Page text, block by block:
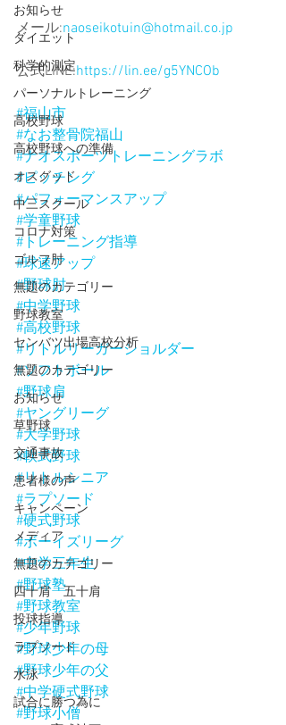
お知らせ
ダイエット
科学的測定
パーソナルトレーニング
高校野球
高校野球への準備
オスグッド
中三スクール
コロナ対策
ゴルフ肘
無題のカテゴリー
野球教室
センバツ出場高校分析
無題のカテゴリー
お知らせ
草野球
交通事故
患者様の声
キャンペーン
メディア
無題のカテゴリー
四十肩 五十肩
投球指導
ラプソード
水泳
試合に勝つ為に
メール:naoseikotuin@hotmail.co.jp
公式LINE:https://lin.ee/g5YNCOb
#福山市
#なお整骨院福山
#ナオスポーツトレーニングラボ
#ピッチング
#パフォーマンスアップ
#学童野球
#トレーニング指導
#球速アップ
#野球肘
#中学野球
#高校野球
#リトルリーガーショルダー
#ソフトボール
#野球肩
#ヤングリーグ
#大学野球
#軟式野球
#リトルシニア
#ラプソード
#硬式野球
#ボーイズリーグ
#中学三年生
#野球塾
#野球教室
#少年野球
#野球少年の母
#野球少年の父
#中学硬式野球
#野球小僧